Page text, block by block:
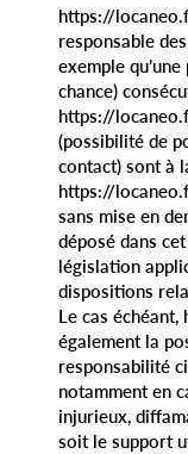
https://
responsable
exemple
chance)
https://
(possibilité de
contact) sont à
https://
sans mise en
déposé dans
législation
dispositions
Le cas
également la
responsabilité
notamment en
injurieux,
soit le support